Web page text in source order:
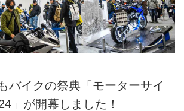
バイクの祭典「モーターサイ
」が開幕しました！